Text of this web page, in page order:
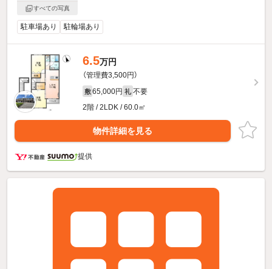
すべての写真
駐車場あり 駐輪場あり
6.5万円
（管理費3,500円）
敷 65,000円 礼 不要
2階 / 2LDK / 60.0㎡
物件詳細を見る
提供